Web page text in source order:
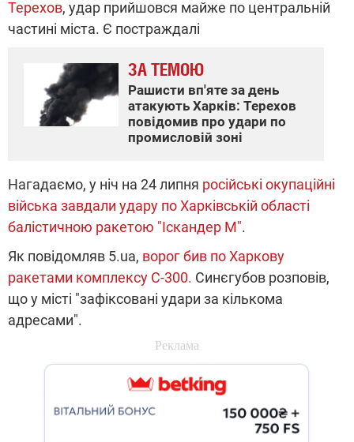
Терехов, удар прийшовся майже по центральній
частині міста. Є постраждалі
ЗА ТЕМОЮ
Рашисти вп'яте за день
атакують Харків: Терехов
повідомив про удари по
промисловій зоні
Нагадаємо, у ніч на 24 липня російські окупаційні
війська завдали удару по Харківській області
балістичною ракетою "Іскандер М".
Як повідомляв 5.ua, ворог бив по Харкову
ракетами комплексу С-300. Синєгубов розповів,
що у місті "зафіксовані удари за кількома
адресами".